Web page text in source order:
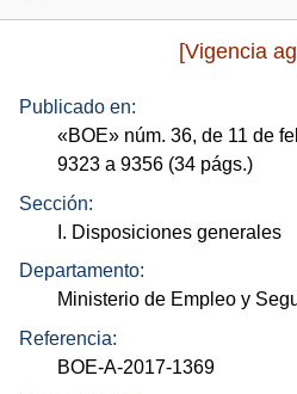
[Vigencia
Publicado en:
«BOE» núm. 36, de 11 de
9323 a 9356 (34 págs.)
Sección:
I. Disposiciones generales
Departamento:
Ministerio de Empleo y
Referencia:
BOE-A-2017-1369